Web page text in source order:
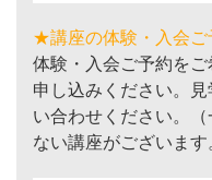
★講座の体験・入会ご
体験・入会ご予約を
申し込みください。
い合わせください。
ない講座がございます